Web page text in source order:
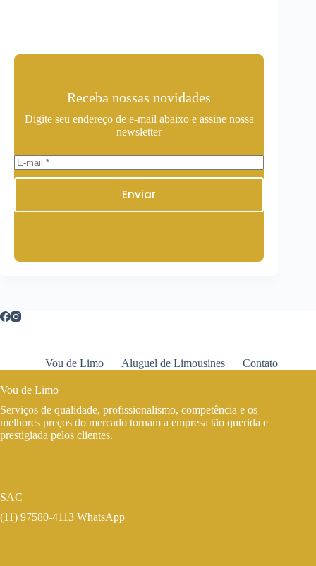
Receba nossas novidades
Digite seu endereço de e-mail abaixo e assine nossa
newsletter
Enviar
Vou de Limo Aluguel de Limousines Contato
Vou de Limo
Serviços de qualidade, profissionalismo, competência e os
melhores preços do mercado tornam a empresa tão querida e
prestigiada pelos clientes.
SAC
(11) 97580-4113 WhatsApp